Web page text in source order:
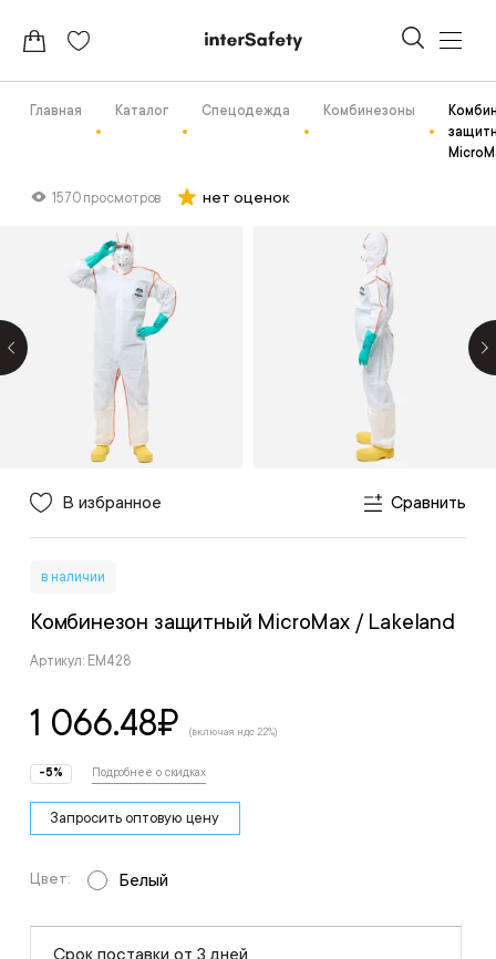
Главная Каталог Спецодежда Комбинезоны
1570 просмотров нет оценок
В избранное Сравнить
в наличии
Комбинезон защитный MicroMax / Lakeland
Артикул: EM428
1 066.48₽ (включая ндс 22%)
-5% Подробнее о скидках
Запросить оптовую цену
Цвет: Белый
Срок поставки от 3 дней